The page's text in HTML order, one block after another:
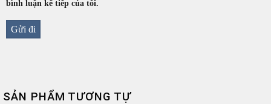
bình luận kế tiếp của tôi.
SẢN PHẨM TƯƠNG TỰ